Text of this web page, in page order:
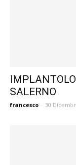
SALERNO
francesco - 30